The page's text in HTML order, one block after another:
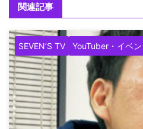
関連記事
SEVEN’S TV YouTuber・イベ